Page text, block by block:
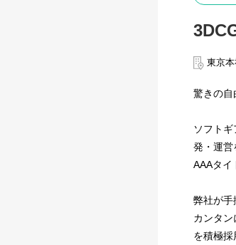
東京本
驚きの自
ソフト
発・運営
AAAタイ
弊社が手
カンタ
を積極採